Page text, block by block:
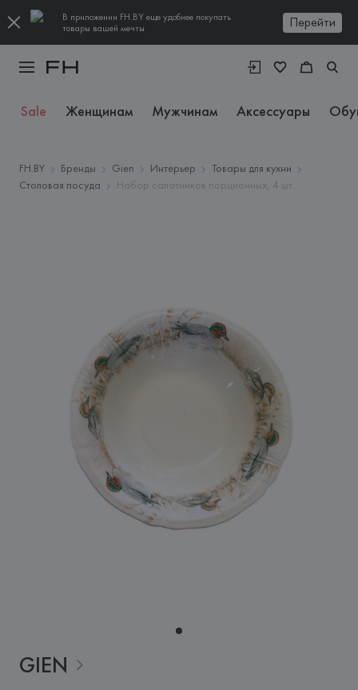
В приложении FH.BY еще удобнее покупать
товары вашей мечты
Перейти
Sale Женщинам Мужчинам Аксессуары
FH.BY Бренды Gien Интерьер
Товары для кухни
Столовая посуда
Набор салатников порционных, 4 шт.
GIEN